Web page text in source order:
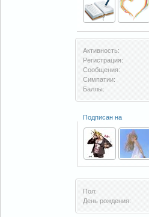
Активность:
Регистрация:
Сообщения:
Симпатии:
Баллы:
Подписан на
Пол:
День рождения: